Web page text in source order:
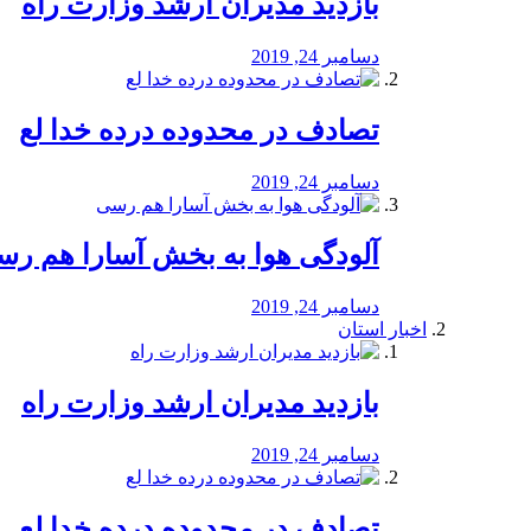
دسامبر 24, 2019
تصادف در محدوده درده خدا لع
دسامبر 24, 2019
آلودگی هوا به بخش آسارا هم
دسامبر 24, 2019
اخبار استان
بازدید مدیران ارشد وزارت راه
دسامبر 24, 2019